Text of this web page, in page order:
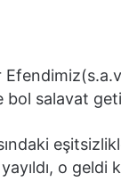
bol salavat
o geldi